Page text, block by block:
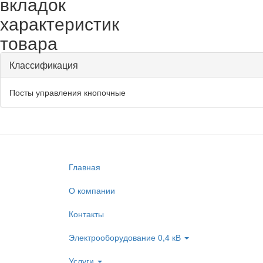
характеристик
товара
Классификация
Посты управления кнопочные
Главная
О компании
Контакты
Электрооборудование 0,4 кВ
Услуги